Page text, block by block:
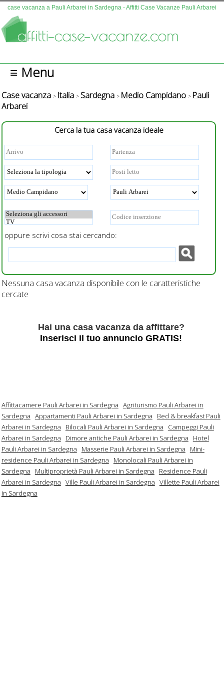
case vacanza a Pauli Arbarei in Sardegna - Affitti Case Vacanze Pauli Arbarei
≡ Menu
Case vacanza Italia Sardegna Medio Campidano
Pauli
Arbarei
Cerca la tua casa vacanza ideale
oppure scrivi cosa stai cercando:
Nessuna casa vacanza disponibile con le caratteristiche
cercate
Hai una casa vacanza da affittare?
Inserisci il tuo annuncio GRATIS!
Affittacamere Pauli Arbarei in Sardegna Agriturismo Pauli Arbarei in
Sardegna Appartamenti Pauli Arbarei in Sardegna
Bed & breakfast Pauli
Arbarei in Sardegna
Bilocali Pauli Arbarei in Sardegna
Campeggi Pauli
Arbarei in Sardegna
Dimore antiche Pauli Arbarei in Sardegna
Hotel
Pauli Arbarei in Sardegna
Masserie Pauli Arbarei in Sardegna
Mini-
residence Pauli Arbarei in Sardegna
Monolocali Pauli Arbarei in
Sardegna
Multiproprietà Pauli Arbarei in Sardegna
Residence Pauli
Arbarei in Sardegna Ville Pauli Arbarei in Sardegna Villette Pauli Arbarei
in Sardegna